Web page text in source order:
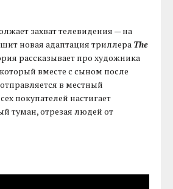
захват телевидения — на
новая адаптация триллера The
рассказывает про художника
вместе с сыном после
в местный
покупателей настигает
туман, отрезая людей от